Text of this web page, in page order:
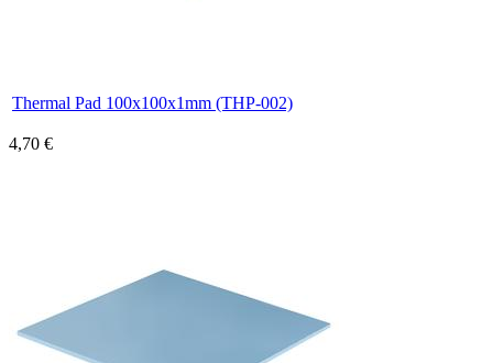
Thermal Pad 100x100x1mm (THP-002)
4,70 €